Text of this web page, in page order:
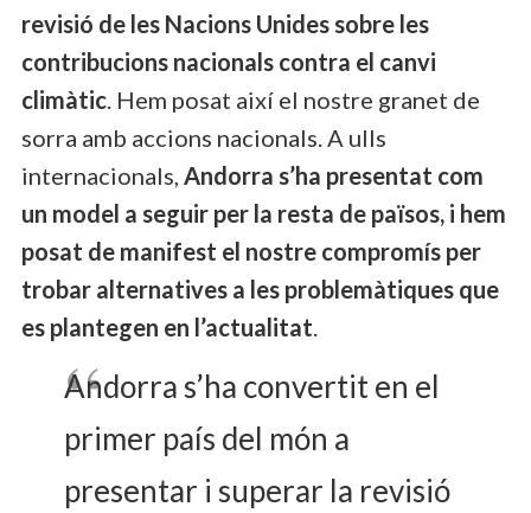
revisió de les Nacions Unides sobre les
contribucions nacionals contra el canvi
climàtic. Hem posat així el nostre granet de
sorra amb accions nacionals. A ulls
internacionals, Andorra s’ha presentat com
un model a seguir per la resta de països, i hem
posat de manifest el nostre compromís per
trobar alternatives a les problemàtiques que
es plantegen en l’actualitat.
Andorra s’ha convertit en el
primer país del món a
presentar i superar la revisió